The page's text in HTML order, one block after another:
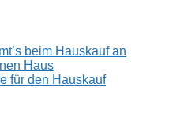
beim Hauskauf an
Haus
für den Hauskauf